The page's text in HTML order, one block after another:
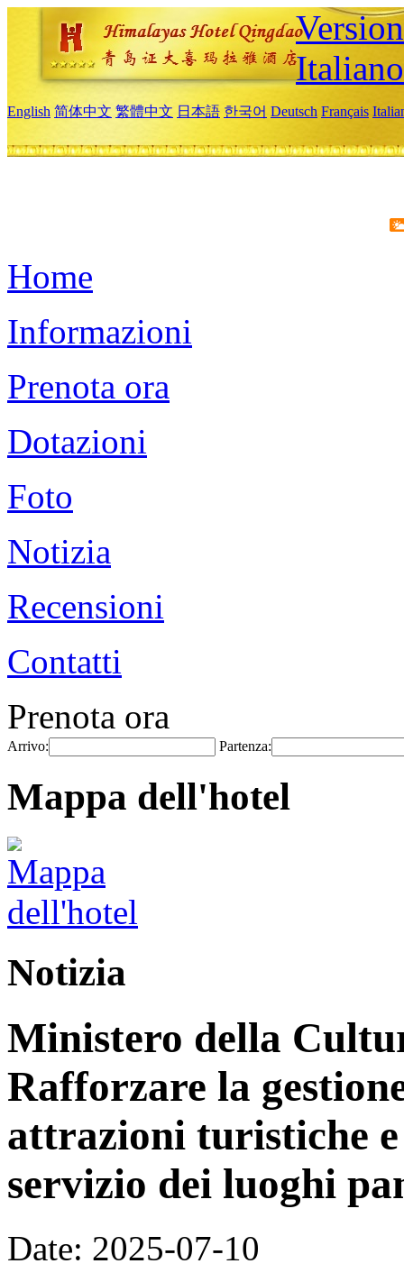
Italiano
English 简体中文 繁體中文 日本語 한국어 Deutsch Français
Home
Informazioni
Prenota ora
Dotazioni
Foto
Notizia
Recensioni
Contatti
Prenota ora
Arrivo: Partenza:
Mappa dell'hotel
Notizia
Ministero della
Rafforzare la
attrazioni turistiche
servizio dei luoghi
Date: 2025-07-10